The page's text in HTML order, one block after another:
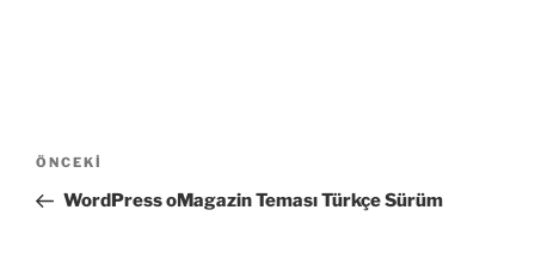
Yazı
Önceki
Yazı
ÖNCEKI
WordPress oMagazin Teması Türkçe Sürüm